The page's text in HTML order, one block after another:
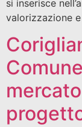
si inserisce
valorizzazione